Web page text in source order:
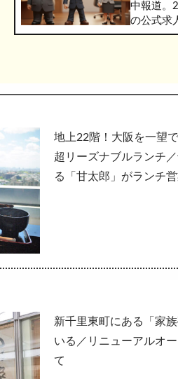
中報道。2
の公式求
報サービ
して
地上22階！大阪を一望
超リーズナブルランチ
る「甘太郎」がランチ
新千里東町にある「家
いる／リニューアルオ
て